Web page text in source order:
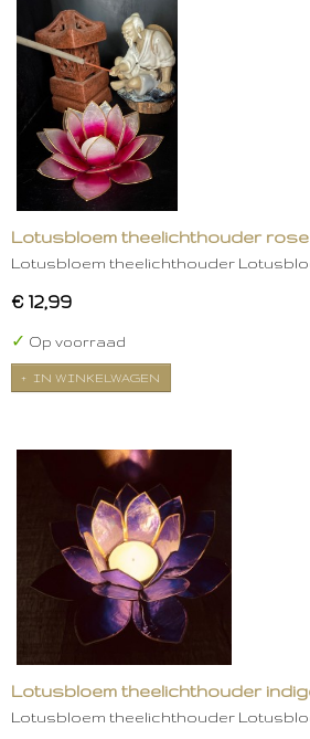
Lotusbloem theelichthouder rose
Lotusbloem theelichthouder
€ 12,99
✓ Op voorraad
IN WINKELWAGEN
Lotusbloem theelichthouder
Lotusbloem theelichthouder